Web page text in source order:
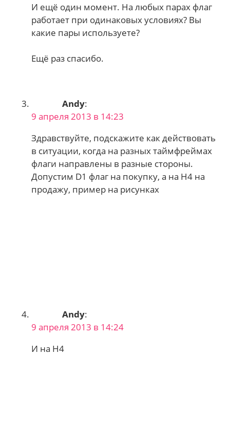
И ещё один момент. На любых парах флаг
работает при одинаковых условиях? Вы
какие пары используете?
Ещё раз спасибо.
Andy:
9 апреля 2013 в 14:23
Здравствуйте, подскажите как действовать
в ситуации, когда на разных таймфреймах
флаги направлены в разные стороны.
Допустим D1 флаг на покупку, а на Н4 на
продажу, пример на рисунках
Andy:
9 апреля 2013 в 14:24
И на Н4